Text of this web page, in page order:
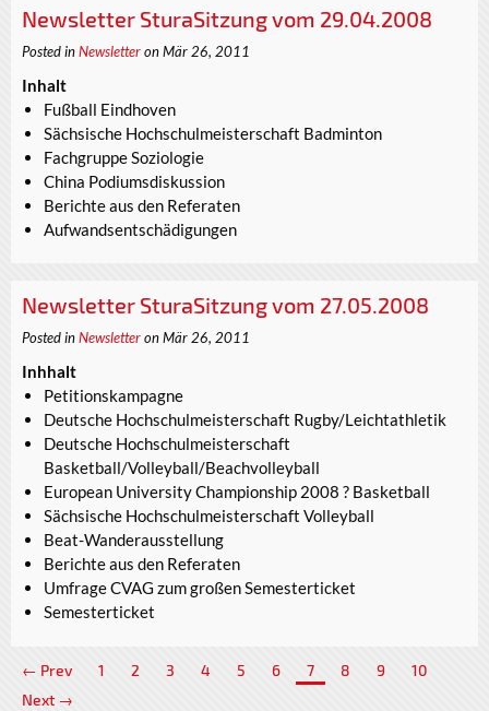
Newsletter SturaSitzung vom 29.04.2008
Posted inNewsletteron Mär 26, 2011
Inhalt
Fußball Eindhoven
Sächsische Hochschulmeisterschaft Badminton
Fachgruppe Soziologie
China Podiumsdiskussion
Berichte aus den Referaten
Aufwandsentschädigungen
Newsletter SturaSitzung vom 27.05.2008
Posted inNewsletteron Mär 26, 2011
Inhhalt
Petitionskampagne
Deutsche Hochschulmeisterschaft Rugby/Leichtathletik
Deutsche Hochschulmeisterschaft
Basketball/Volleyball/Beachvolleyball
European University Championship 2008 ? Basketball
Sächsische Hochschulmeisterschaft Volleyball
Beat-Wanderausstellung
Berichte aus den Referaten
Umfrage CVAG zum großen Semesterticket
Semesterticket
← Prev 1 2 3 4 5 6 7 8 9
10
Next →